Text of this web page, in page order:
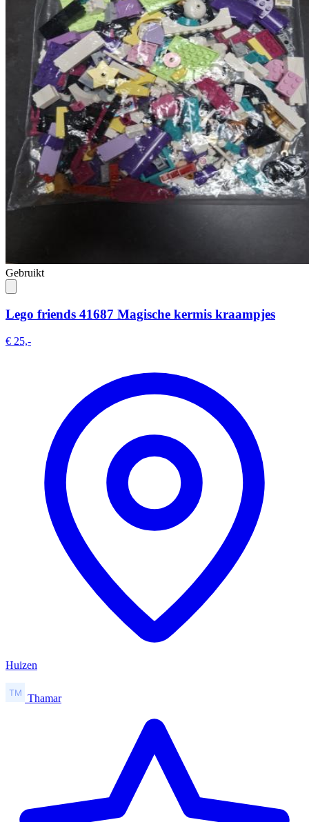
Gebruikt
Lego friends 41687 Magische kermis kraampjes
€ 25,-
Huizen
Thamar